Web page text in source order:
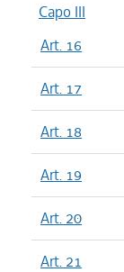
Capo III
Art. 16
Art. 17
Art. 18
Art. 19
Art. 20
Art. 21